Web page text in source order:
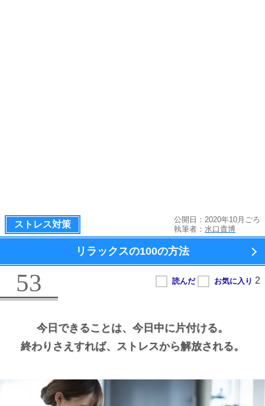
ストレス対策
公開日：2020年10月ごろ
執筆者： 水口貴博
リラックスの100の方法
53
今日できることは、 今日中に片付ける。
終わりさえすれば、 ストレスから解放される。